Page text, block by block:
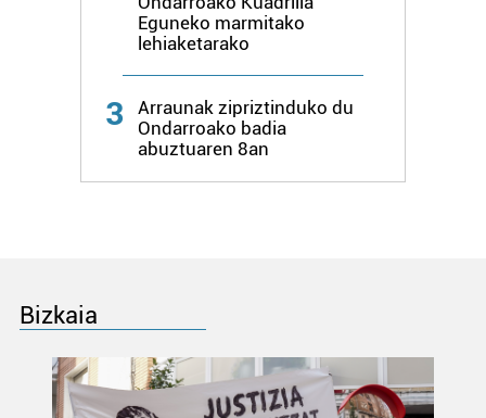
Eguneko marmitako
lehiaketarako
3
Arraunak zipriztinduko du
Ondarroako badia
abuztuaren 8an
Bizkaia